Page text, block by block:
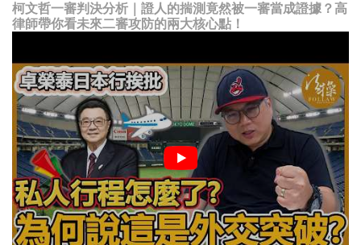
柯文哲一審判決分析｜證人的揣測竟然被一審當成證據？高
律師帶你看未來二審攻防的兩大核心點！